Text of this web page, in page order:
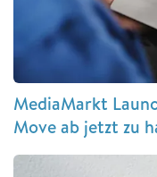
MediaMarkt
Move ab jetzt zu